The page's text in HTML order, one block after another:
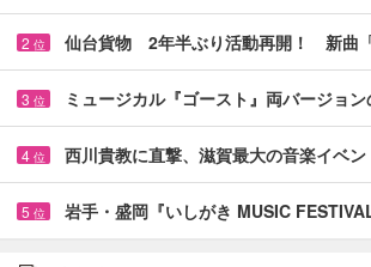
2 位 仙台貨物 2年半ぶり活動再開！ 新曲
3 位 ミュージカル『ゴースト』両バージョ
4 位 西川貴教に直撃、滋賀最大の音楽イベ
5 位 岩手・盛岡『いしがき MUSIC